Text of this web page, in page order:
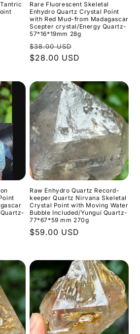
Rare Fluorescent Skeletal
Enhydro Quartz Crystal Point
with Red Mud-from Madagascar
Scepter crystal/Energy Quartz-
57*16*19mm 28g
Normaler
Preis
$38.00 USD
$28.00 USD
Raw Enhydro Quartz Record-
keeper Quartz Nirvana Skeletal
Crystal Point with Moving Water
Bubble Included/Yungui Quartz-
77*67*59 mm 270g
Normaler
$59.00 USD